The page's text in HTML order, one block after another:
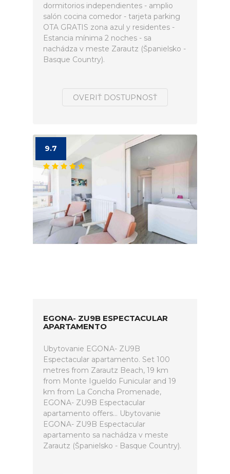
dormitorios independientes - amplio
salón cocina comedor - tarjeta parking
OTA GRATIS zona azul y residentes -
Estancia mínima 2 noches - sa
nachádza v meste Zarautz (Španielsko -
Basque Country).
OVERIŤ DOSTUPNOSŤ
9.7
EGONA- ZU9B ESPECTACULAR
APARTAMENTO
Ubytovanie EGONA- ZU9B
Espectacular apartamento. Set 100
metres from Zarautz Beach, 19 km
from Monte Igueldo Funicular and 19
km from La Concha Promenade,
EGONA- ZU9B Espectacular
apartamento offers... Ubytovanie
EGONA- ZU9B Espectacular
apartamento sa nachádza v meste
Zarautz (Španielsko - Basque Country).